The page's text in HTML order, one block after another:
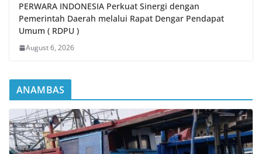
PERWARA INDONESIA Perkuat Sinergi dengan
Pemerintah Daerah melalui Rapat Dengar Pendapat
Umum ( RDPU )
August 6, 2026
ANAMBAS